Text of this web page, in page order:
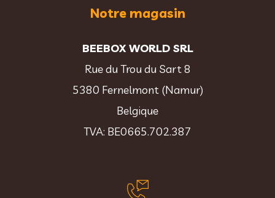
Notre magasin
BEEBOX WORLD SRL
Rue du Trou du Sart 8
5380 Fernelmont (Namur)
Belgique
TVA: BE0665.702.387